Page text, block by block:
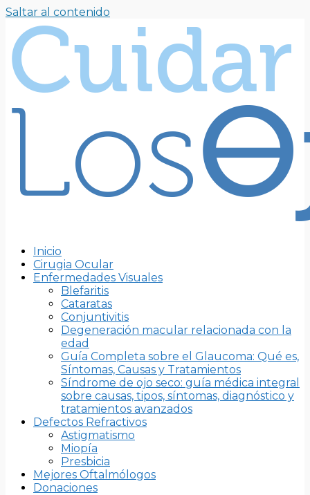
Saltar al contenido
Inicio
Cirugia Ocular
Enfermedades Visuales
Blefaritis
Cataratas
Conjuntivitis
Degeneración macular relacionada con la
edad
Guía Completa sobre el Glaucoma: Qué es,
Síntomas, Causas y Tratamientos
Síndrome de ojo seco: guía médica integral
sobre causas, tipos, síntomas, diagnóstico y
tratamientos avanzados
Defectos Refractivos
Astigmatismo
Miopía
Presbicia
Mejores Oftalmólogos
Donaciones